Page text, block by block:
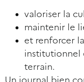
valoriser la
maintenir le
et renforcer
institutionnel
terrain.